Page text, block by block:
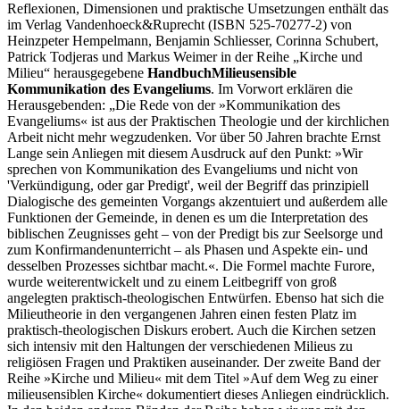
Reflexionen, Dimensionen und praktische Umsetzungen enthält das
im Verlag Vandenhoeck&Ruprecht (ISBN 525-70277-2) von
Heinzpeter Hempelmann, Benjamin Schliesser, Corinna Schubert,
Patrick Todjeras und Markus Weimer in der Reihe „Kirche und
Milieu“ herausgegebene HandbuchMilieusensible
Kommunikation des Evangeliums. Im Vorwort erklären die
Herausgebenden: „Die Rede von der »Kommunikation des
Evangeliums« ist aus der Praktischen Theologie und der kirchlichen
Arbeit nicht mehr wegzudenken. Vor über 50 Jahren brachte Ernst
Lange sein Anliegen mit diesem Ausdruck auf den Punkt: »Wir
sprechen von Kommunikation des Evangeliums und nicht von
'Verkündigung, oder gar Predigt', weil der Begriff das prinzipiell
Dialogische des gemeinten Vorgangs akzentuiert und außerdem alle
Funktionen der Gemeinde, in denen es um die Interpretation des
biblischen Zeugnisses geht – von der Predigt bis zur Seelsorge und
zum Konfirmandenunterricht – als Phasen und Aspekte ein- und
desselben Prozesses sichtbar macht.«. Die Formel machte Furore,
wurde weiterentwickelt und zu einem Leitbegriff von groß
angelegten praktisch-theologischen Entwürfen. Ebenso hat sich die
Milieutheorie in den vergangenen Jahren einen festen Platz im
praktisch-theologischen Diskurs erobert. Auch die Kirchen setzen
sich intensiv mit den Haltungen der verschiedenen Milieus zu
religiösen Fragen und Praktiken auseinander. Der zweite Band der
Reihe »Kirche und Milieu« mit dem Titel »Auf dem Weg zu einer
milieusensiblen Kirche« dokumentiert dieses Anliegen eindrücklich.